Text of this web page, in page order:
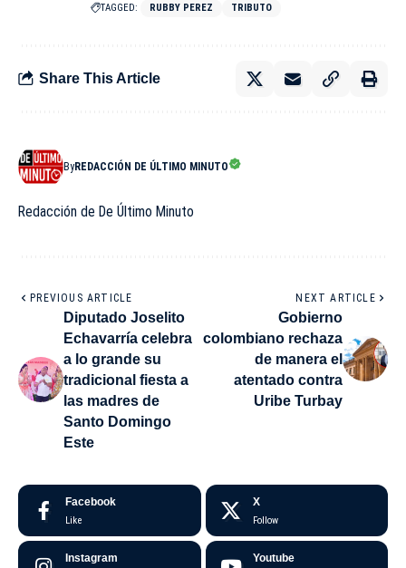
TAGGED: RUBBY PEREZ TRIBUTO
Share This Article
ByREDACCIÓN DE ÚLTIMO MINUTO
Redacción de De Último Minuto
PREVIOUS ARTICLE
Diputado Joselito
Echavarría celebra
a lo grande su
tradicional fiesta a
las madres de
Santo Domingo
Este
NEXT ARTICLE
Gobierno
colombiano rechaza
de manera el
atentado contra
Uribe Turbay
Facebook
Like
X
Follow
Instagram Youtube